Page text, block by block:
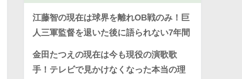
江藤智の現在は球界を離れOB戦のみ！巨
人三軍監督を退いた後に語られない7年間
金田たつえの現在は今も現役の演歌歌
手！テレビで見かけなくなった本当の理